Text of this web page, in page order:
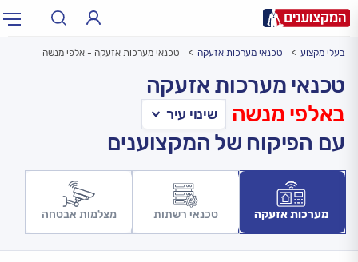
עיר: תל אביב, חיפה…
בעלי מקצוע טכנאי מערכות אזעקה טכנאי מערכות אזעקה - אלפי מנשה
טכנאי מערכות אזעקה
באלפי מנשה
עם הפיקוח של המקצוענים
מערכות אזעקה טכנאי רשתות מצלמות אבטחה